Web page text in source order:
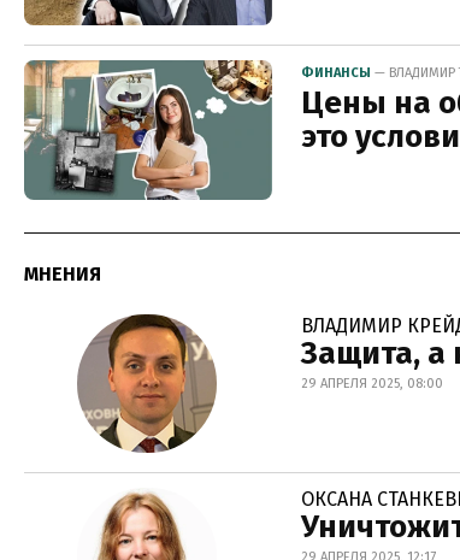
ФИНАНСЫ — ВЛАДИМИР
Цены на
это
МНЕНИЯ
ВЛАДИМИР
Защита, а
29 АПРЕЛЯ 2025, 08:00
ОКСАНА
29 АПРЕЛЯ 2025, 12:17